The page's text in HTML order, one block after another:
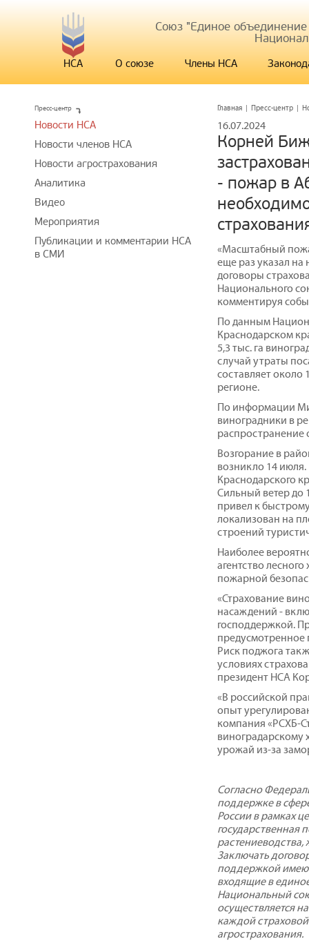
Союз "Единое
НСА О союзе Члены НСА
Главная | Пресс-центр |
16.07.2024
Корней
- пожар в
«Масштабный
еще раз указал на
договоры
Национального
комментируя
По данным
Краснодарском
5,3 тыс. га
случай утраты
составляет около
регионе.
По информации
виноградники в
распространение
Возгорание в
возникло 14
Краснодарского
Сильный ветер до
привел к
локализован на
строений
Наиболее
агентство
пожарной
«Страхование
насаждений -
господдержкой.
предусмотренное
Риск поджога
условиях
президент НСА
«В российской
опыт
компания «РСХБ-
виноградарскому
урожай из-за
Согласно
поддержке в
России в рамках
государственная
растениеводства,
Заключать
поддержкой
входящие в
Национальный
осуществляется
каждой
агрострахования.
Пресс-центр
Новости НСА
Новости членов НСА
Новости агрострахования
Аналитика
Видео
Мероприятия
Публикации и комментарии НСА
в СМИ